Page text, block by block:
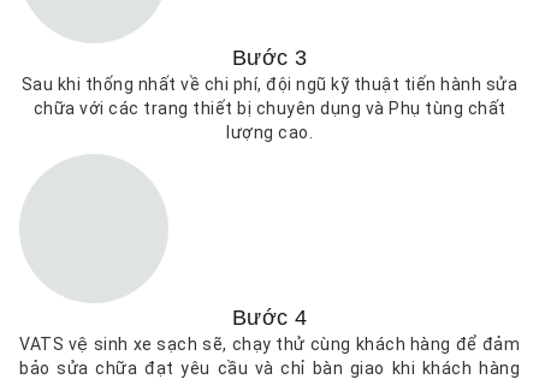
Bước 3
Sau khi thống nhất về chi phí, đội ngũ kỹ thuật tiến hành sửa
chữa với các trang thiết bị chuyên dụng và Phụ tùng chất
lượng cao.
Bước 4
VATS vệ sinh xe sạch sẽ, chạy thử cùng khách hàng để đảm
bảo sửa chữa đạt yêu cầu và chỉ bàn giao khi khách hàng